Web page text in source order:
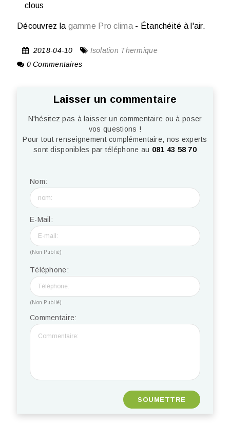
clous
Découvrez la gamme Pro clima- Étanchéité à l'air.
2018-04-10
Isolation Thermique
0 Commentaires
Laisser un commentaire
N'hésitez pas à laisser un commentaire ou à poser
vos questions !
Pour tout renseignement complémentaire, nos experts
sont disponibles par téléphone au 081 43 58 70
Nom:
E-Mail:
(Non Publié)
Téléphone:
(Non Publié)
Commentaire: